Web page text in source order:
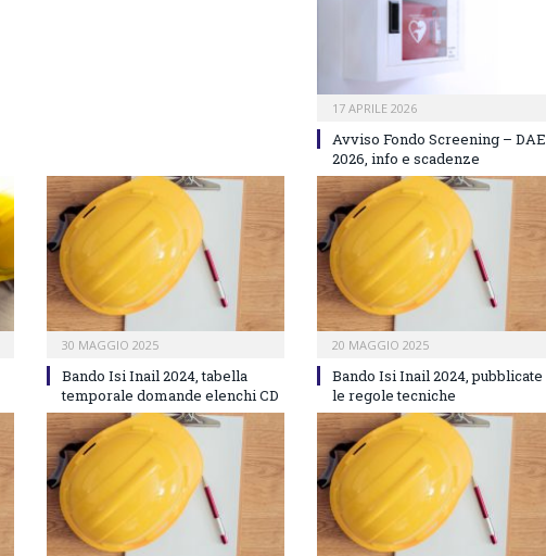
17 APRILE 2026
Avviso Fondo Screening – DAE
2026, info e scadenze
30 MAGGIO 2025
Bando Isi Inail 2024, tabella
temporale domande elenchi CD
20 MAGGIO 2025
Bando Isi Inail 2024, pubblicate
le regole tecniche